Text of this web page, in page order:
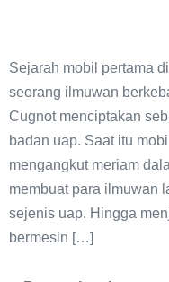
Mobil
di
Dunia
Sejarah mobil pertama
seorang ilmuwan
Cugnot menciptakan
badan uap. Saat itu
mengangkut meriam
membuat para ilmuwan
sejenis uap. Hingga
bermesin […]